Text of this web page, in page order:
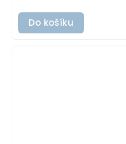
Do košíku